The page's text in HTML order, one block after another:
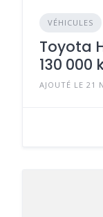
VÉHICULES
Toyota
130 000
AJOUTÉ LE 21